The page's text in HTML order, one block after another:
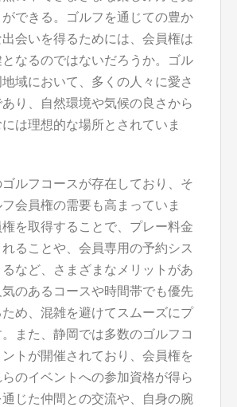
できる。ゴルフを通じての豊か
会いを得るためには、会員権は
なるのではないだろうか。ゴル
域において、多くの人々に愛さ
り、自然環境や気候の良さから
は理想的な場所とされていま
ルフコースが存在しており、そ
会員権の需要も高まっていま
を取得することで、プレー料金
ることや、会員専用の予約シス
など、さまざまなメリットがあ
のあるコースや時間帯でも優先
め、混雑を避けてスムーズにプ
また、静岡では多数のゴルフコ
トが開催されており、会員権を
のイベントへの参加資格が得ら
じた仲間との交流や、自身の腕